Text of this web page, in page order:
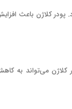
کلاژن باعث
می‌تواند به